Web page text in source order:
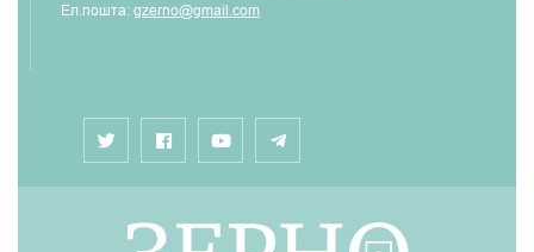
Ел.пошта: gzerno@gmail.com